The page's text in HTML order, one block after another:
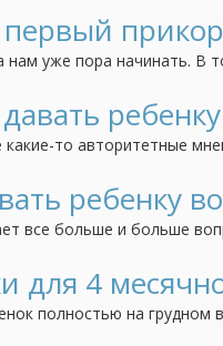
первый
нам уже пора начинать. В
то авторитетные
Моей дочке 3
не раньше 6 месяцев
ребенку
все больше и больше
воду давать не
как, нужна всем.
4
полностью на грудном